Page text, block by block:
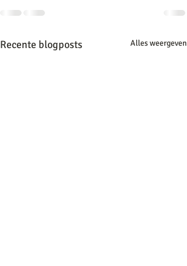
Recente blogposts Alles weergeven